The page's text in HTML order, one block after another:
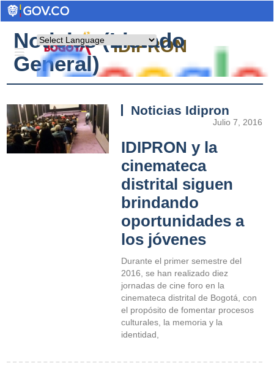
Powered by
IDIPRON
Noticias (Listado
General)
Noticias Idipron
Julio 7, 2016
IDIPRON y la
cinemateca
distrital siguen
brindando
oportunidades a
los jóvenes
Durante el primer semestre del
2016, se han realizado diez
jornadas de cine foro en la
cinemateca distrital de Bogotá, con
el propósito de fomentar procesos
culturales, la memoria y la
identidad,